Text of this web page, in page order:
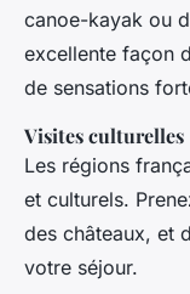
canoe-kayak ou
excellente façon
de sensations
Visites culturelles
Les régions
et culturels.
des châteaux, et
votre séjour.